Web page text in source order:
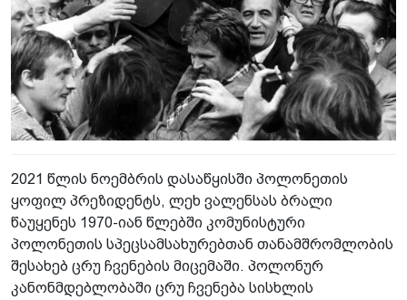
2021 წლის ნოემბრის დასაწყისში პოლონეთის
ყოფილ პრეზიდენტს, ლეხ ვალენსას ბრალი
წაუყენეს 1970-იან წლებში კომუნისტური
პოლონეთის სპეცსამსახურებთან თანამშრომლობის
შესახებ ცრუ ჩვენების მიცემაში. პოლონურ
კანონმდებლობაში ცრუ ჩვენება სისხლის